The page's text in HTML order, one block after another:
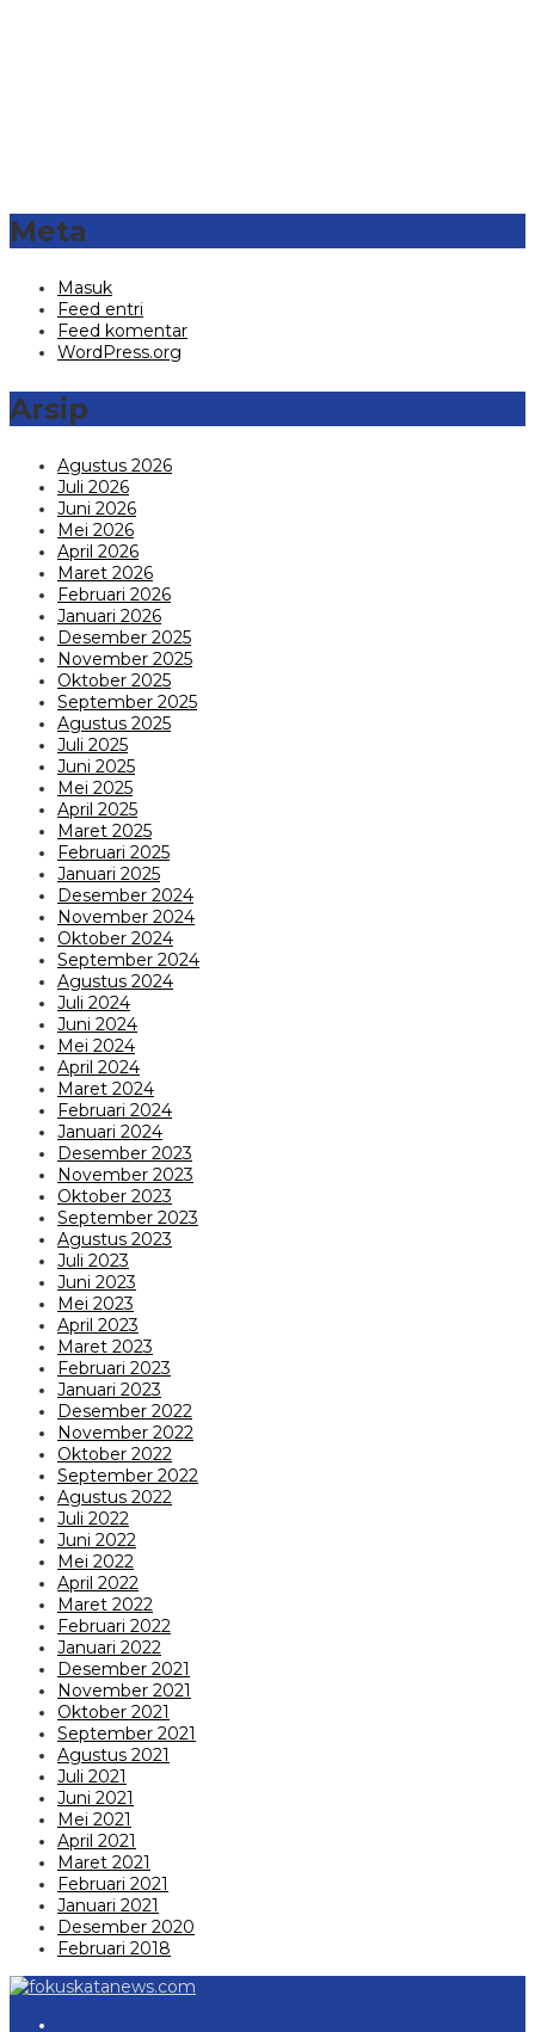
Meta
Masuk
Feed entri
Feed komentar
WordPress.org
Arsip
Agustus 2026
Juli 2026
Juni 2026
Mei 2026
April 2026
Maret 2026
Februari 2026
Januari 2026
Desember 2025
November 2025
Oktober 2025
September 2025
Agustus 2025
Juli 2025
Juni 2025
Mei 2025
April 2025
Maret 2025
Februari 2025
Januari 2025
Desember 2024
November 2024
Oktober 2024
September 2024
Agustus 2024
Juli 2024
Juni 2024
Mei 2024
April 2024
Maret 2024
Februari 2024
Januari 2024
Desember 2023
November 2023
Oktober 2023
September 2023
Agustus 2023
Juli 2023
Juni 2023
Mei 2023
April 2023
Maret 2023
Februari 2023
Januari 2023
Desember 2022
November 2022
Oktober 2022
September 2022
Agustus 2022
Juli 2022
Juni 2022
Mei 2022
April 2022
Maret 2022
Februari 2022
Januari 2022
Desember 2021
November 2021
Oktober 2021
September 2021
Agustus 2021
Juli 2021
Juni 2021
Mei 2021
April 2021
Maret 2021
Februari 2021
Januari 2021
Desember 2020
Februari 2018